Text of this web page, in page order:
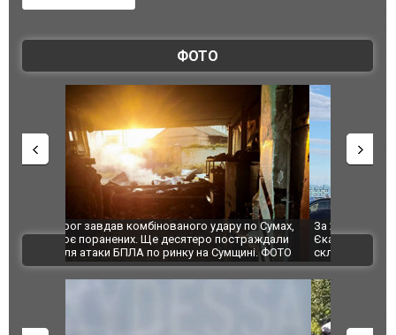
ФОТО
За 2000 кілометрів від кордону з Україною: в
Єкатеринбурзі після атаки дронів загорівся
склад Wildberries. ФОТО. ВІДЕО
"Мої
ВІДЕО